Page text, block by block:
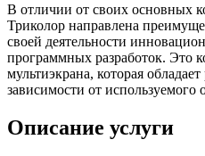
В отличии от своих основных
Триколор направлена
своей деятельности
программных разработок. Это
мультиэкрана, которая
зависимости от используемого
Описание услуги